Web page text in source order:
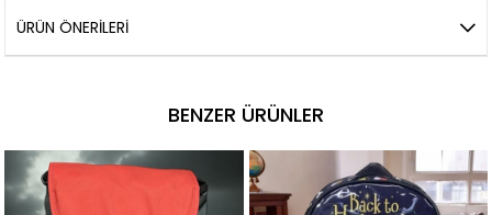
ÜRÜN ÖNERILERI
BENZER ÜRÜNLER